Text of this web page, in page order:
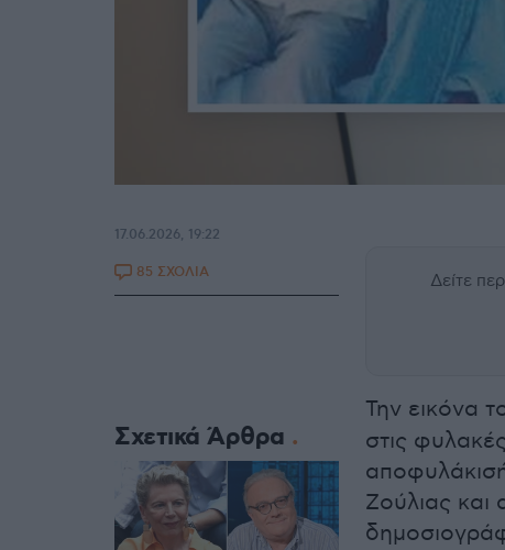
Δείτε
Την εικόνα
στις
Ζούλιας και
17.06.2026, 19:22
85 ΣΧΟΛΙΑ
Σχετικά Άρθρα